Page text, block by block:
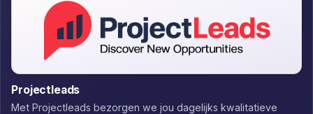
Projectleads
Met Projectleads bezorgen we jou dagelijks kwalitatieve